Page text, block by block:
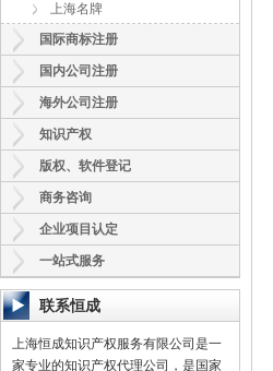
上海名牌
国际商标注册
国内公司注册
海外公司注册
知识产权
版权、软件登记
商务咨询
企业项目认定
一站式服务
联系恒成
上海恒成知识产权服务有限公司是一
家专业的知识产权代理公司，是国家